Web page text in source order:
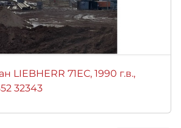
71EC, 1990 г.в.,
32343